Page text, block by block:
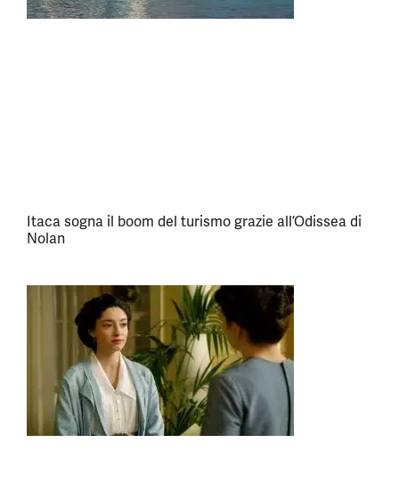
Itaca sogna il boom del turismo grazie all’Odissea di
Nolan